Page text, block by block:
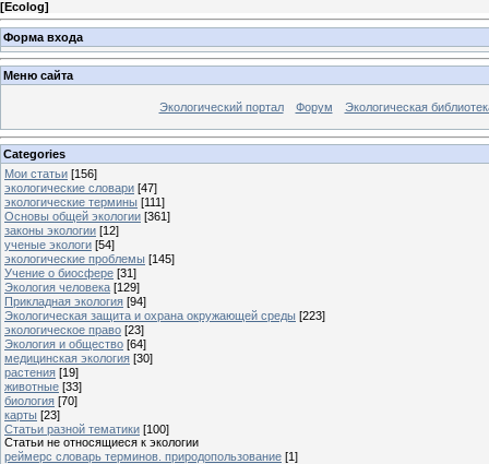
[Ecolog]
Форма входа
Меню сайта
Экологический портал Форум Экологическая
Categories
Мои статьи [156]
экологические словари [47]
экологические термины [111]
Основы общей экологии [361]
законы экологии [12]
ученые экологи [54]
экологические проблемы [145]
Учение о биосфере [31]
Экология человека [129]
Прикладная экология [94]
Экологическая защита и охрана окружающей среды [223]
экологическое право [23]
Экология и общество [64]
медицинская экология [30]
растения [19]
животные [33]
биология [70]
карты [23]
Статьи разной тематики [100]
Статьи не относящиеся к экологии
реймерс словарь терминов. природопользование [1]